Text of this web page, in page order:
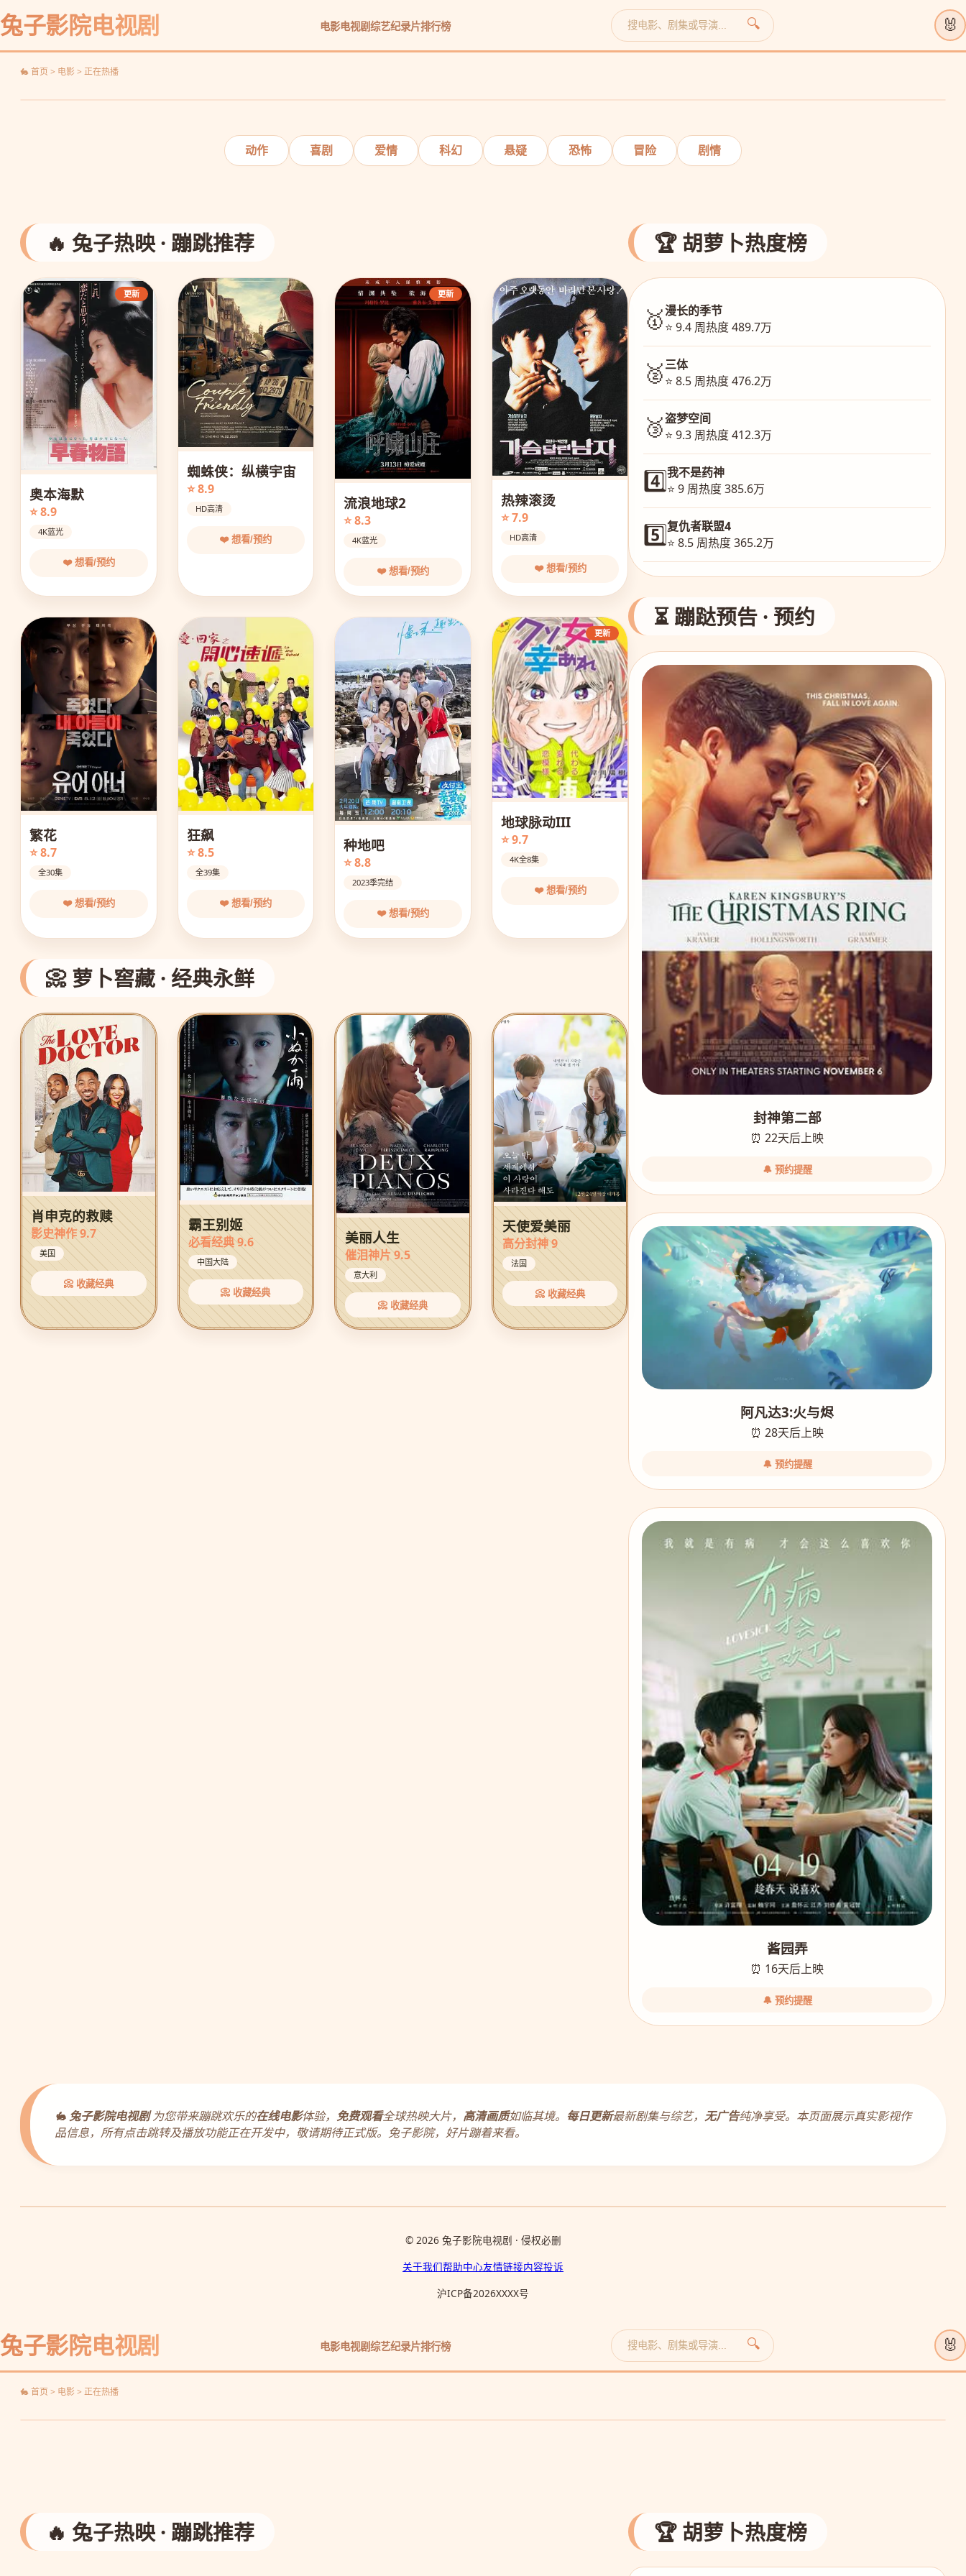
兔子影院电视剧 电影电视剧综艺纪录片排行榜 🔍 🐰
🐇 首页 > 电影 > 正在热播
蜘蛛侠：纵横宇宙
平行宇宙，蜘蛛集结
‹ ›
动作 喜剧 爱情 科幻 悬疑 恐怖 冒险 剧情
🔥 兔子热映 · 蹦跳推荐
更新
奥本海默
⭐ 8.9
4K蓝光
❤️ 想看/预约
蜘蛛侠：纵横宇宙
⭐ 8.9
HD高清
❤️ 想看/预约
更新
流浪地球2
⭐ 8.3
4K蓝光
❤️ 想看/预约
热辣滚烫
⭐ 7.9
HD高清
❤️ 想看/预约
繁花
⭐ 8.7
全30集
❤️ 想看/预约
狂飙
⭐ 8.5
全39集
❤️ 想看/预约
种地吧
⭐ 8.8
2023季完结
❤️ 想看/预约
更新
地球脉动III
⭐ 9.7
4K全8集
❤️ 想看/预约
📀 萝卜窖藏 · 经典永鲜
肖申克的救赎
影史神作 9.7
美国
📀 收藏经典
霸王别姬
必看经典 9.6
中国大陆
📀 收藏经典
美丽人生
催泪神片 9.5
意大利
📀 收藏经典
天使爱美丽
高分封神 9
法国
📀 收藏经典
🏆 胡萝卜热度榜
🥇漫长的季节
⭐ 9.4 周热度 489.7万
🥈三体
⭐ 8.5 周热度 476.2万
🥉盗梦空间
⭐ 9.3 周热度 412.3万
4️⃣我不是药神
⭐ 9 周热度 385.6万
5️⃣复仇者联盟4
⭐ 8.5 周热度 365.2万
⏳ 蹦跶预告 · 预约
封神第二部
⏰ 22天后上映
🔔 预约提醒
阿凡达3:火与烬
⏰ 28天后上映
🔔 预约提醒
酱园弄
⏰ 16天后上映
🔔 预约提醒
🐇兔子影院电视剧为您带来蹦跳欢乐的在线电影体验， 免费观看全球热映大片， 高清画质如临其境。 每日更新最新剧集与综艺， 无广告纯净享受。本页面展示真实影视作
品信息，所有点击跳转及播放功能正在开发中，敬请期待正式版。兔子影院，好片蹦着来看。
© 2026 兔子影院电视剧 · 侵权必删
关于我们帮助中心友情链接内容投诉
沪ICP备2026XXXX号
兔子影院电视剧 电影电视剧综艺纪录片排行榜 🔍 🐰
🐇 首页 > 电影 > 正在热播
🔥 兔子热映 · 蹦跳推荐 🏆 胡萝卜热度榜